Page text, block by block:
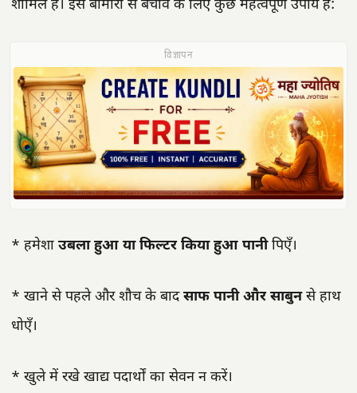
शामिल हैं। इस बीमारी से बचाव के लिए कुछ महत्वपूर्ण उपाय हैं:
विज्ञापन
* हमेशा उबला हुआ या फिल्टर किया हुआ पानीपिएँ।
* खाने से पहले और शौच के बादसाफ पानी और साबुनसे हाथ
धोएँ।
* खुले में रखे खाद्य पदार्थों का सेवन न करें।